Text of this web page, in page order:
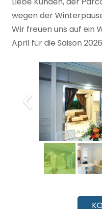
wegen der
Wir freuen uns auf ein
April für die Saison